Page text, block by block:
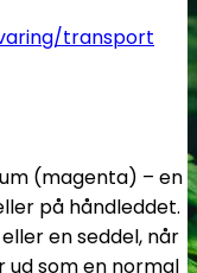
transport
(magenta) – en
på håndleddet.
en seddel, når
ud som en normal